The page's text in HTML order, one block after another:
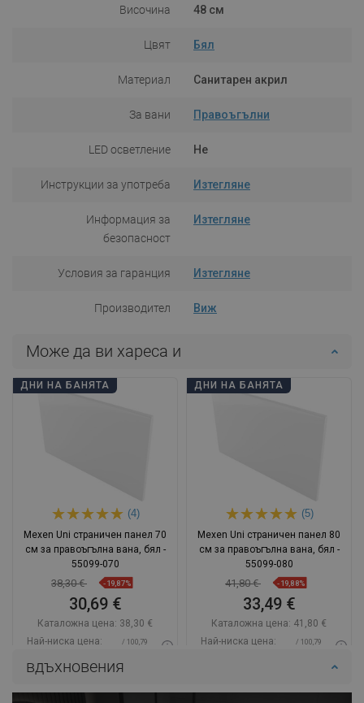
Височина 48 см
Цвят Бял
Материал Санитарен акрил
За вани Правоъгълни
LED осветление Не
Инструкции за употреба Изтегляне
Информация за
безопасност
Изтегляне
Условия за гаранция Изтегляне
Производител Виж
Може да ви хареса и
ДНИ НА БАНЯТА
(4)
Mexen Uni страничен панел 70
см за правоъгълна вана, бял -
55099-070
38,30 € -19,87%
30,69 €
Каталожна цена: 38,30 €
Най-ниска цена:
/ 100,79
Наличност:В наличност
ДНИ НА БАНЯТА
(5)
Mexen Uni страничен панел 80
см за правоъгълна вана, бял -
55099-080
41,80 € -19,88%
33,49 €
Каталожна цена: 41,80 €
Най-ниска цена:
/ 100,79
вдъхновения